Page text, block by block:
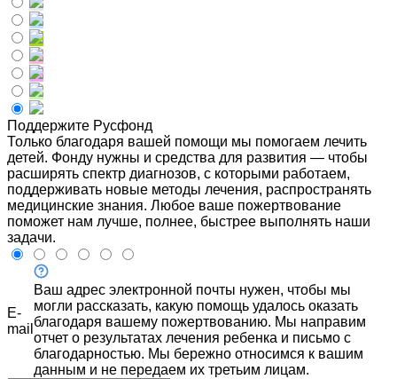
Поддержите Русфонд
Только благодаря вашей помощи мы помогаем лечить
детей. Фонду нужны и средства для развития — чтобы
расширять спектр диагнозов, с которыми работаем,
поддерживать новые методы лечения, распространять
медицинские знания. Любое ваше пожертвование
поможет нам лучше, полнее, быстрее выполнять наши
задачи.
E-
mail
Ваш адрес электронной почты нужен, чтобы мы
могли рассказать, какую помощь удалось оказать
благодаря вашему пожертвованию. Мы направим
отчет о результатах лечения ребенка и письмо с
благодарностью. Мы бережно относимся к вашим
данным и не передаем их третьим лицам.